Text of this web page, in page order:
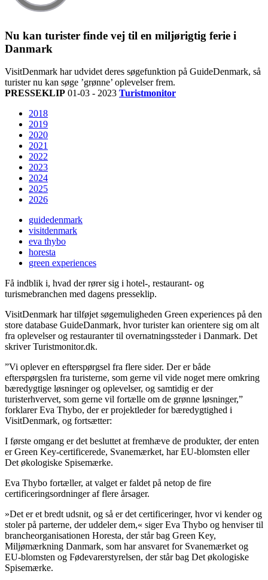
Nu kan turister finde vej til en miljørigtig ferie i
Danmark
VisitDenmark har udvidet deres søgefunktion på GuideDenmark, så
turister nu kan søge ’grønne’ oplevelser frem.
PRESSEKLIP 01-03 - 2023 Turistmonitor
2018
2019
2020
2021
2022
2023
2024
2025
2026
guidedenmark
visitdenmark
eva thybo
horesta
green experiences
Få indblik i, hvad der rører sig i hotel-, restaurant- og
turismebranchen med dagens presseklip.
VisitDenmark har tilføjet søgemuligheden Green experiences på den
store database GuideDanmark, hvor turister kan orientere sig om alt
fra oplevelser og restauranter til overnatningssteder i Danmark. Det
skriver Turistmonitor.dk.
”Vi oplever en efterspørgsel fra flere sider. Der er både
efterspørgslen fra turisterne, som gerne vil vide noget mere omkring
bæredygtige løsninger og oplevelser, og samtidig er der
turisterhvervet, som gerne vil fortælle om de grønne løsninger,”
forklarer Eva Thybo, der er projektleder for bæredygtighed i
VisitDenmark, og fortsætter:
I første omgang er det besluttet at fremhæve de produkter, der enten
er Green Key-certificerede, Svanemærket, har EU-blomsten eller
Det økologiske Spisemærke.
Eva Thybo fortæller, at valget er faldet på netop de fire
certificeringsordninger af flere årsager.
»Det er et bredt udsnit, og så er det certificeringer, hvor vi kender og
stoler på parterne, der uddeler dem,« siger Eva Thybo og henviser til
brancheorganisationen Horesta, der står bag Green Key,
Miljømærkning Danmark, som har ansvaret for Svanemærket og
EU-blomsten og Fødevarerstyrelsen, der står bag Det økologiske
Spisemærke.